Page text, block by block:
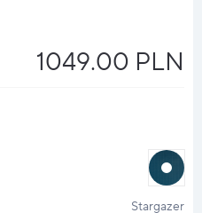
1049.00 PLN
halo
?
Stargazer